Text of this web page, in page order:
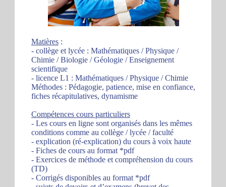
Matières :
- collège et lycée : Mathématiques / Physique /
Chimie / Biologie / Géologie / Enseignement
scientifique
- licence L1 : Mathématiques / Physique / Chimie
Méthodes : Pédagogie, patience, mise en confiance,
fiches récapitulatives, dynamisme
Compétences cours particuliers
- Les cours en ligne sont organisés dans les mêmes
conditions comme au collège / lycée / faculté
- explication (ré-explication) du cours à voix haute
- Fiches de cours au format *pdf
- Exercices de méthode et compréhension du cours
(TD)
- Corrigés disponibles au format *pdf